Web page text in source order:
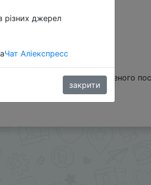
іншим на $10 з закріпленого
різних джерел
Чат Аліекспресс
закрити